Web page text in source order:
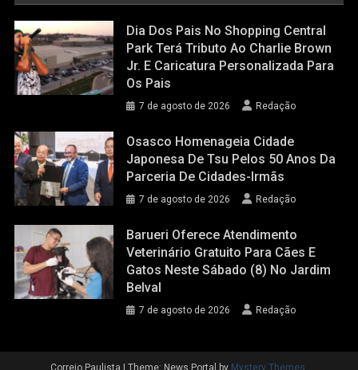
Dia Dos Pais No Shopping Central
Park Terá Tributo Ao Charlie Brown
Jr. E Caricatura Personalizada Para
Os Pais
7 de agosto de 2026 Redação
Osasco Homenageia Cidade
Japonesa De Tsu Pelos 50 Anos Da
Parceria De Cidades-Irmãs
7 de agosto de 2026 Redação
Barueri Oferece Atendimento
Veterinário Gratuito Para Cães E
Gatos Neste Sábado (8) No Jardim
Belval
7 de agosto de 2026 Redação
Correio Paulista Theme: News Portal by Mystery Themes